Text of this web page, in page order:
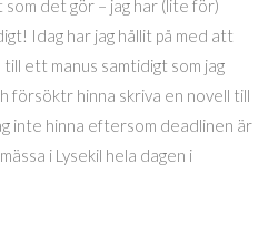
det gör – jag har (lite för)
Idag har jag hållit på med att
ett manus samtidigt som jag
försöktr hinna skriva en novell till
inte hinna eftersom deadlinen är
i Lysekil hela dagen i